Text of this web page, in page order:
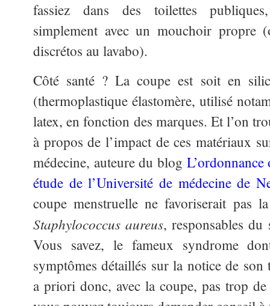
fassiez dans des toilettes
simplement avec un mouchoir propre
discrétos au lavabo).
Côté santé ? La coupe est soit en
(thermoplastique élastomère, utilisé
latex, en fonction des marques. Et l’on
à propos de l’impact de ces matériaux
médecine, auteure du blog
étude de l’Université de médecine de
coupe menstruelle ne favoriserait pas
Staphylococcus aureus, responsables
Vous savez, le fameux syndrome
symptômes détaillés sur la notice de
a priori donc, avec la coupe, pas trop